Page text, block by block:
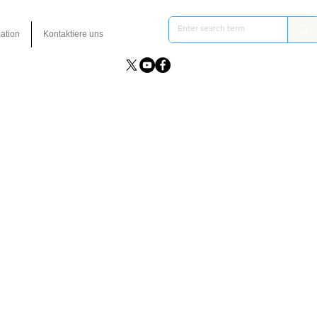
Kontaktiere uns